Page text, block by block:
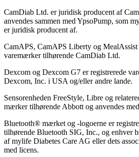
CamDiab Ltd. er juridisk producent af
anvendes sammen med YpsoPump, som
er juridisk producent af.
CamAPS, CamAPS Liberty og MealAssist
varemærker tilhørende CamDiab Ltd.
Dexcom og Dexcom G7 er registrerede
Dexcom, Inc. i USA og/eller andre lande.
Sensorenheden FreeStyle, Libre og
mærker tilhørende Abbott og anvendes
Bluetooth® mærket og -logoerne er
tilhørende Bluetooth SIG, Inc., og enhver
af mylife Diabetes Care AG eller dets
med licens.